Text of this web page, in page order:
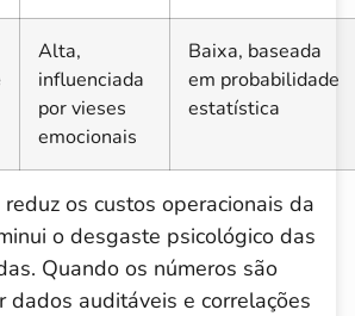
Alta,
influenciada
por vieses
emocionais
Baixa, baseada
em probabilidade
estatística
reduz os custos operacionais da
o desgaste psicológico das
Quando os números são
dados auditáveis e correlações